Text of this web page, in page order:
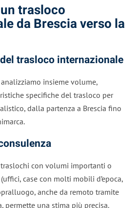
trasloco
da Brescia verso la
trasloco internazionale
insieme volume,
specifiche del trasloco per
dalla partenza a Brescia fino
con volumi importanti o
case con molti mobili d’epoca,
anche da remoto tramite
permette una stima più precisa.